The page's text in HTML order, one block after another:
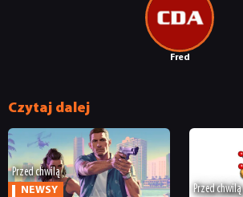
DYSKUSJE
SKLEP
Fred
Czytaj dalej
Przed chwilą
NEWSY Przed chwilą